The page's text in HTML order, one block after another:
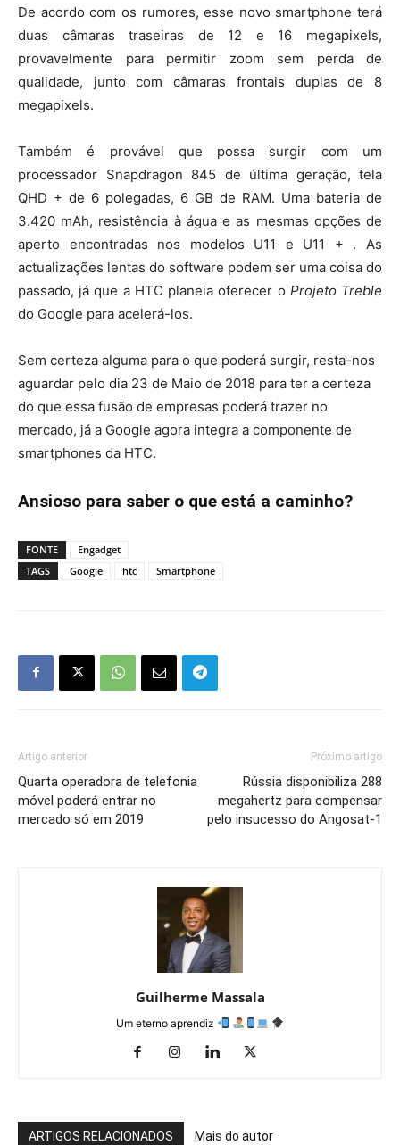
De acordo com os rumores, esse novo smartphone terá
duas câmaras traseiras de 12 e 16 megapixels,
provavelmente para permitir zoom sem perda de
qualidade, junto com câmaras frontais duplas de 8
megapixels.
Também é provável que possa surgir com um
processador Snapdragon 845 de última geração, tela
QHD + de 6 polegadas, 6 GB de RAM. Uma bateria de
3.420 mAh, resistência à água e as mesmas opções de
aperto encontradas nos modelos U11 e U11 + . As
actualizações lentas do software podem ser uma coisa do
passado, já que a HTC planeia oferecer o Projeto Treble
do Google para acelerá-los.
Sem certeza alguma para o que poderá surgir, resta-nos
aguardar pelo dia 23 de Maio de 2018 para ter a certeza
do que essa fusão de empresas poderá trazer no
mercado, já a Google agora integra a componente de
smartphones da HTC.
Ansioso para saber o que está a caminho?
FONTE
Engadget
TAGS
Google htc Smartphone
Artigo anterior
Quarta operadora de telefonia
móvel poderá entrar no
mercado só em 2019
Próximo artigo
Rússia disponibiliza 288
megahertz para compensar
pelo insucesso do Angosat-1
Guilherme Massala
Um eterno aprendiz
ARTIGOS RELACIONADOS Mais do autor